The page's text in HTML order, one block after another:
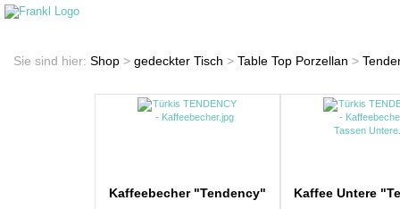
Sie sind hier: Shop > gedeckter Tisch > Table Top Porzellan >
Kaffeebecher "Tendency" Kaffee Untere